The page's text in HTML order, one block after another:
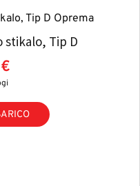
stikalo, Tip D